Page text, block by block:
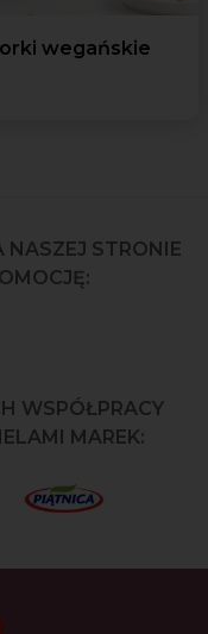
wegańskie
NASZEJ STRONIE
WSPÓŁPRACY
MAREK: